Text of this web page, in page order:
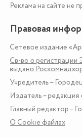
Реклама на сайте не
Правовая
Сетевое издание
Св-во о
выдано
Учредитель –
Издатель –
Главный редактор –
О Сookie файлах